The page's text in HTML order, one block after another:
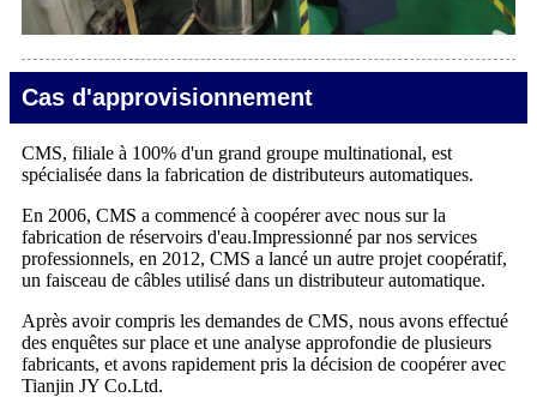
Cas d'approvisionnement
CMS, filiale à 100% d'un grand groupe multinational, est
spécialisée dans la fabrication de distributeurs automatiques.
En 2006, CMS a commencé à coopérer avec nous sur la
fabrication de réservoirs d'eau.Impressionné par nos services
professionnels, en 2012, CMS a lancé un autre projet coopératif,
un faisceau de câbles utilisé dans un distributeur automatique.
Après avoir compris les demandes de CMS, nous avons effectué
des enquêtes sur place et une analyse approfondie de plusieurs
fabricants, et avons rapidement pris la décision de coopérer avec
Tianjin JY Co.Ltd.